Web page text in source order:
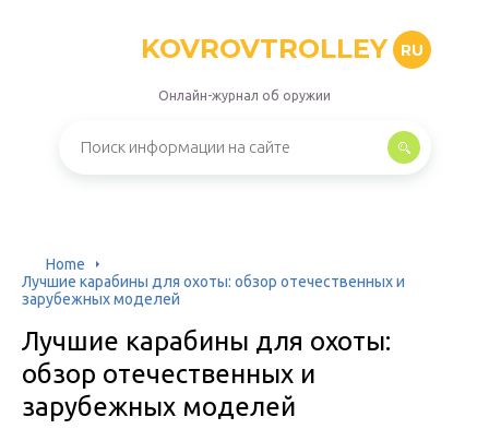
KOVROVTROLLEY RU
Онлайн-журнал об оружии
Home
Лучшие карабины для охоты: обзор отечественных и
зарубежных моделей
Лучшие карабины для охоты:
обзор отечественных и
зарубежных моделей